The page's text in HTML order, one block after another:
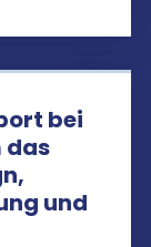
bei
das
und